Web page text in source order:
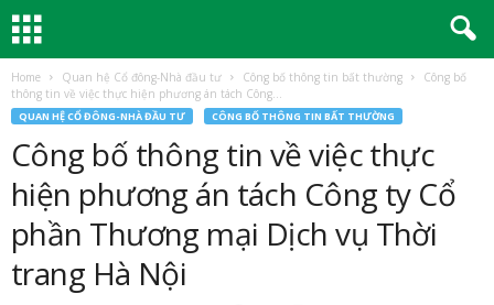
Home Quan hệ Cổ đông-Nhà đầu tư Công bố thông tin bất thường
Công bố
thông tin về việc thực hiện phương án tách Công...
QUAN HỆ CỔ ĐÔNG-NHÀ ĐẦU TƯ CÔNG BỐ THÔNG TIN BẤT THƯỜNG
Công bố thông tin về việc thực
hiện phương án tách Công ty Cổ
phần Thương mại Dịch vụ Thời
trang Hà Nội